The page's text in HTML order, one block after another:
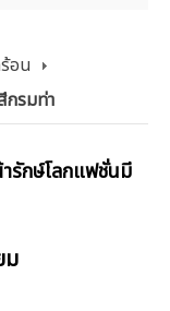
อน
กรมท่า
รักษ์โลกแฟชั่นมี
ม